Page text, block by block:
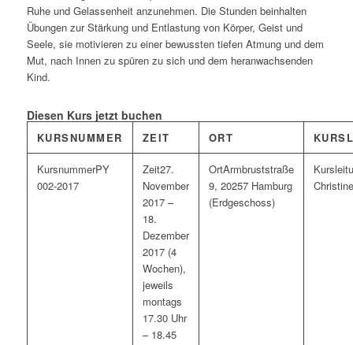
Ruhe und Gelassenheit anzunehmen. Die Stunden beinhalten
Übungen zur Stärkung und Entlastung von Körper, Geist und
Seele, sie motivieren zu einer bewussten tiefen Atmung und dem
Mut, nach Innen zu spüren zu sich und dem heranwachsenden
Kind.
Diesen Kurs jetzt buchen
KURSNUMMER ZEIT ORT
PY
002-2017
27.
November
2017 –
18.
Dezember
2017 (4
Wochen),
jeweils
montags
17.30 Uhr
– 18.45
Armbruststraße
9, 20257 Hamburg
(Erdgeschoss)